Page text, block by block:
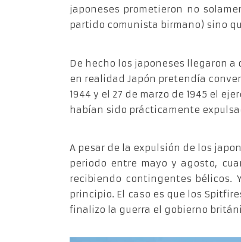
japoneses prometieron no
partido comunista birmano) sino
De hecho los japoneses llegaron
en realidad Japón pretendía
1944 y el 27 de marzo de 1945 el
habían sido prácticamente
A pesar de la expulsión de los
periodo entre mayo y agosto,
recibiendo contingentes bélicos.
principio. El caso es que los
finalizo la guerra el gobierno